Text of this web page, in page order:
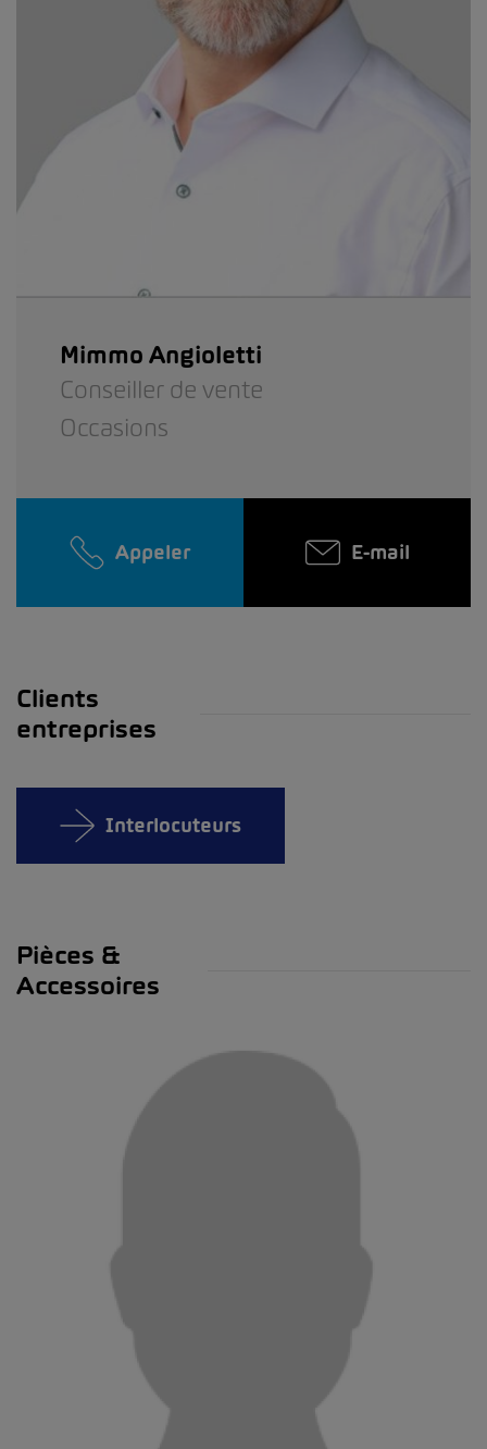
Mimmo Angioletti
Conseiller de vente
Occasions
Appeler E-mail
Clients
entreprises
Interlocuteurs
Pièces &
Accessoires